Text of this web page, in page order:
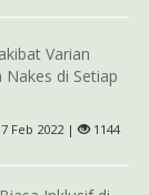
Varian
di Setiap
7 Feb 2022 | 1144